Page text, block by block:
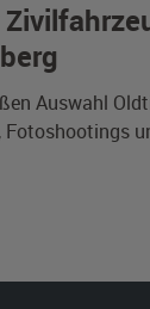
Auswahl
Fotoshootings